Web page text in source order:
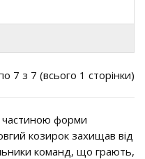
7 з 7 (всього 1 сторінки)
частиною форми
козирок захищав від
команд, що грають,